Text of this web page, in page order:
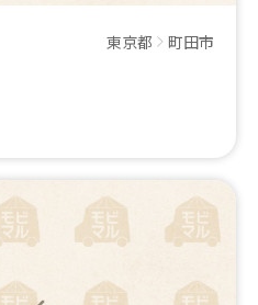
東京都 町田市